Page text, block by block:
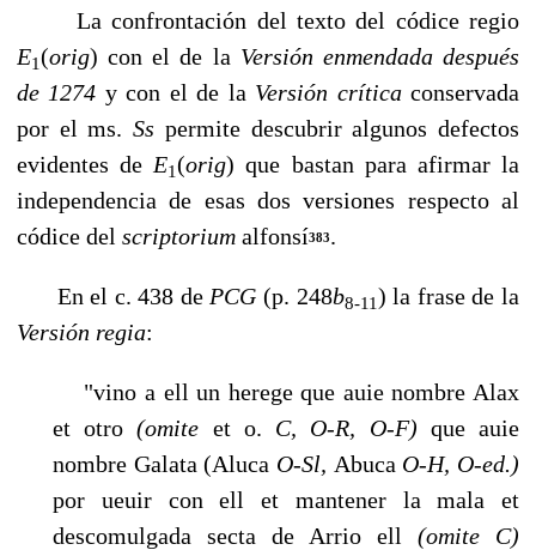
La confrontación del texto del códice regio
E1(orig) con el de la Versión enmendada después
de 1274 y con el de la Versión críticaconservada
por el ms.Ss permite des­cubrir algunos defectos
evidentes de E1(orig) que bastan para afirmar la
independencia de esas dos versiones respecto al
códice del scriptorium alfonsí383.
En el c. 438 de PCG(p. 248b8-11) la frase de la
Versión regia:
"vino a ell un herege que auie nombre Alax
et otro(omite et o. C, O-R, O-F) que auie
nombre Galata (Aluca O-Sl, Abuca O-H, O-ed.)
por ueuir con ell et mantener la mala et
descomulgada secta de Arrio ell (omite C)